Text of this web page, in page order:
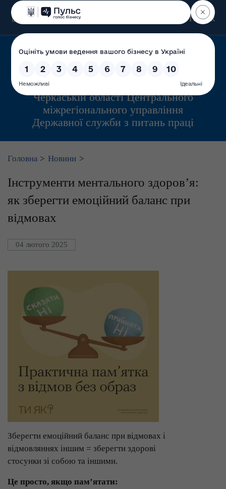
Пошук
Управління інспекційної діяльності у
Черкаській області Центрального
міжрегіонального управління
Державної служби з питань праці
Головна > Новини >
Інструменти ментального здоров’я:
як зберегти емоційний баланс при
відмовах
04 лютого 2025
Зберегти емоційний баланс при відмовах і
відмовляннях іншим = зберегти здорові
стосунки зі собою та іншими.
Це просто, якщо пам’ятати: